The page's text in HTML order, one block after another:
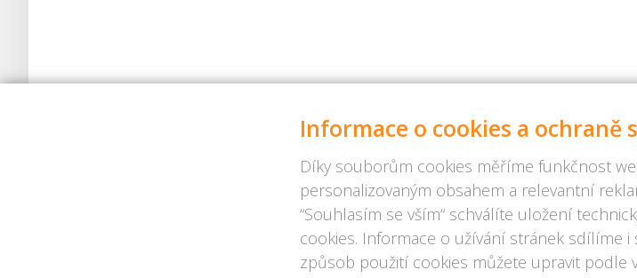
Informace o cookies a ochraně
Díky souborům cookies měříme funkčnost
personalizovaným obsahem a relevantní
“Souhlasím se vším“ schválíte uložení
cookies. Informace o užívání stránek sdílíme i
způsob použití cookies můžete upravit